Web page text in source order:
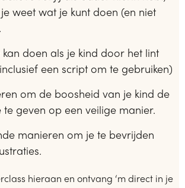
weet wat je kunt doen (en niet
kan doen als je kind door het lint
een script om te gebruiken)
om de boosheid van je kind de
te geven op een veilige manier.
manieren om je te bevrijden
hieraan en ontvang ‘m direct in je